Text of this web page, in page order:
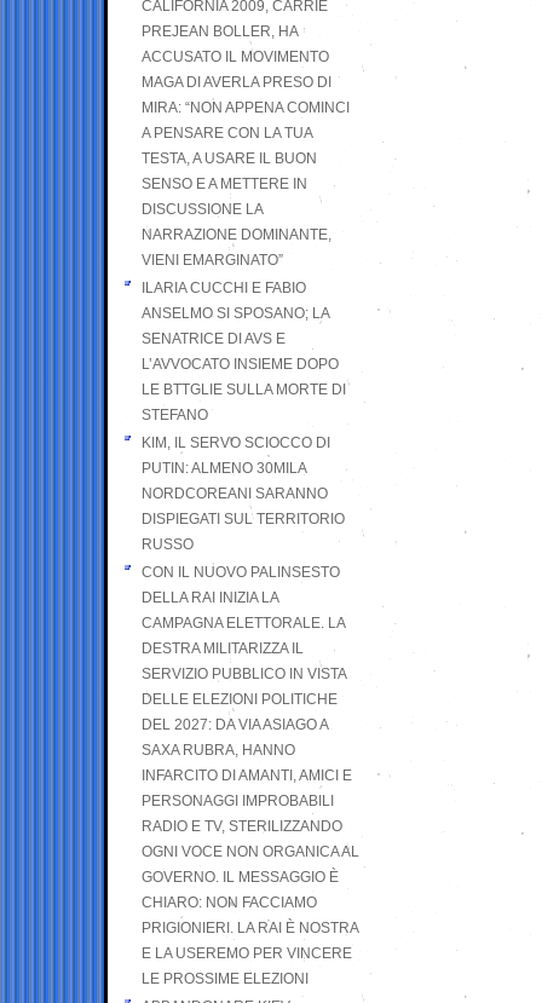
CALIFORNIA 2009, CARRIE
PREJEAN BOLLER, HA
ACCUSATO IL MOVIMENTO
MAGA DI AVERLA PRESO DI
MIRA: “NON APPENA COMINCI
A PENSARE CON LA TUA
TESTA, A USARE IL BUON
SENSO E A METTERE IN
DISCUSSIONE LA
NARRAZIONE DOMINANTE,
VIENI EMARGINATO”
ILARIA CUCCHI E FABIO
ANSELMO SI SPOSANO; LA
SENATRICE DI AVS E
L’AVVOCATO INSIEME DOPO
LE BTTGLIE SULLA MORTE DI
STEFANO
KIM, IL SERVO SCIOCCO DI
PUTIN: ALMENO 30MILA
NORDCOREANI SARANNO
DISPIEGATI SUL TERRITORIO
RUSSO
CON IL NUOVO PALINSESTO
DELLA RAI INIZIA LA
CAMPAGNA ELETTORALE. LA
DESTRA MILITARIZZA IL
SERVIZIO PUBBLICO IN VISTA
DELLE ELEZIONI POLITICHE
DEL 2027: DA VIA ASIAGO A
SAXA RUBRA, HANNO
INFARCITO DI AMANTI, AMICI E
PERSONAGGI IMPROBABILI
RADIO E TV, STERILIZZANDO
OGNI VOCE NON ORGANICA AL
GOVERNO. IL MESSAGGIO È
CHIARO: NON FACCIAMO
PRIGIONIERI. LA RAI È NOSTRA
E LA USEREMO PER VINCERE
LE PROSSIME ELEZIONI